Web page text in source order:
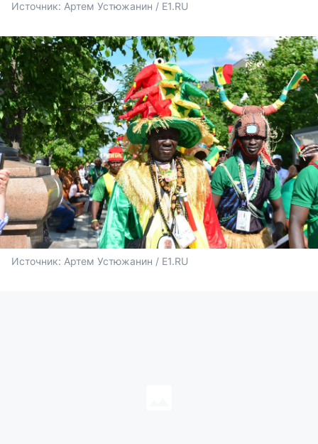
Источник: Артем Устюжанин / E1.RU
Источник: Артем Устюжанин / E1.RU